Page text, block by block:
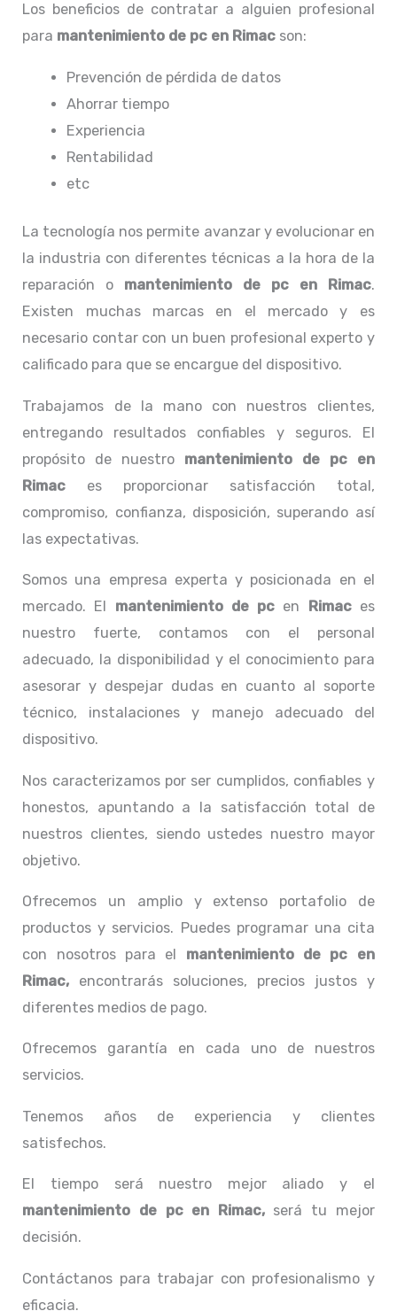
Los beneficios de contratar a alguien profesional
para mantenimiento de pc en Rimac son:
Prevención de pérdida de datos
Ahorrar tiempo
Experiencia
Rentabilidad
etc
La tecnología nos permite avanzar y evolucionar en
la industria con diferentes técnicas a la hora de la
reparación o mantenimiento de pc en Rimac.
Existen muchas marcas en el mercado y es
necesario contar con un buen profesional experto y
calificado para que se encargue del dispositivo.
Trabajamos de la mano con nuestros clientes,
entregando resultados confiables y seguros. El
propósito de nuestro mantenimiento de pc en
Rimac es proporcionar satisfacción total,
compromiso, confianza, disposición, superando así
las expectativas.
Somos una empresa experta y posicionada en el
mercado. El mantenimiento de pc en Rimaces
nuestro fuerte, contamos con el personal
adecuado, la disponibilidad y el conocimiento para
asesorar y despejar dudas en cuanto al soporte
técnico, instalaciones y manejo adecuado del
dispositivo.
Nos caracterizamos por ser cumplidos, confiables y
honestos, apuntando a la satisfacción total de
nuestros clientes, siendo ustedes nuestro mayor
objetivo.
Ofrecemos un amplio y extenso portafolio de
productos y servicios. Puedes programar una cita
con nosotros para el mantenimiento de pc en
Rimac, encontrarás soluciones, precios justos y
diferentes medios de pago.
Ofrecemos garantía en cada uno de nuestros
servicios.
Tenemos años de experiencia y clientes
satisfechos.
El tiempo será nuestro mejor aliado y el
mantenimiento de pc en Rimac, será tu mejor
decisión.
Contáctanos para trabajar con profesionalismo y
eficacia.